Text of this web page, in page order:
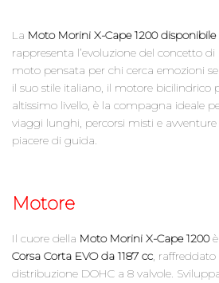
La Moto Morini X-Cape 1200
rappresenta l’evoluzione del concetto
moto pensata per chi cerca emozioni
il suo stile italiano, il motore bicilindrico
altissimo livello, è la compagna ideale
viaggi lunghi, percorsi misti e
piacere di guida.
Motore
Il cuore della Moto Morini X-Cape 1200è
Corsa Corta EVO da 1187 cc,
distribuzione DOHC a 8 valvole.